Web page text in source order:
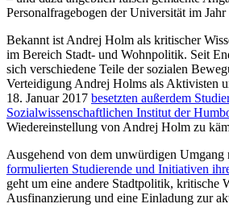
Personalfragebogen der Universität im Jahr
Bekannt ist Andrej Holm als kritischer
im Bereich Stadt- und Wohnpolitik. Seit
sich verschiedene Teile der sozialen
Verteidigung Andrej Holms als Aktivisten
18. Januar 2017 besetzten außerdem
Sozialwissenschaftlichen Institut der
Wiedereinstellung von Andrej Holm zu
Ausgehend von dem unwürdigen
formulierten Studierende und Initiativen
geht um eine andere Stadtpolitik, kritische
Ausfinanzierung und eine Einladung zur